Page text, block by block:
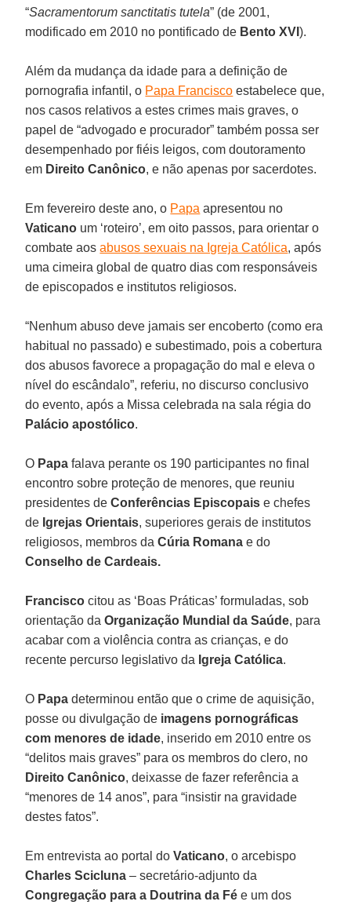
“Sacramentorum sanctitatis tutela” (de 2001,
modificado em 2010 no pontificado de Bento XVI).
Além da mudança da idade para a definição de
pornografia infantil, o Papa Francisco estabelece que,
nos casos relativos a estes crimes mais graves, o
papel de “advogado e procurador” também possa ser
desempenhado por fiéis leigos, com doutoramento
em Direito Canônico, e não apenas por sacerdotes.
Em fevereiro deste ano, o Papa apresentou no
Vaticano um ‘roteiro’, em oito passos, para orientar o
combate aosabusos sexuais na Igreja Católica, após
uma cimeira global de quatro dias com responsáveis
de episcopados e institutos religiosos.
“Nenhum abuso deve jamais ser encoberto (como era
habitual no passado) e subestimado, pois a cobertura
dos abusos favorece a propagação do mal e eleva o
nível do escândalo”, referiu, no discurso conclusivo
do evento, após a Missa celebrada na sala régia do
Palácio apostólico.
O Papa falava perante os 190 participantes no final
encontro sobre proteção de menores, que reuniu
presidentes deConferências Episcopais e chefes
de Igrejas Orientais, superiores gerais de institutos
religiosos, membros daCúria Romana e do
Conselho de Cardeais.
Francisco citou as ‘Boas Práticas’ formuladas, sob
orientação daOrganização Mundial da Saúde, para
acabar com a violência contra as crianças, e do
recente percurso legislativo da Igreja Católica.
O Papa determinou então que o crime de aquisição,
posse ou divulgação de imagens pornográficas
com menores de idade, inserido em 2010 entre os
“delitos mais graves” para os membros do clero, no
Direito Canônico, deixasse de fazer referência a
“menores de 14 anos”, para “insistir na gravidade
destes fatos”.
Em entrevista ao portal doVaticano, o arcebispo
Charles Scicluna – secretário-adjunto da
Congregação para a Doutrina da Fé e um dos